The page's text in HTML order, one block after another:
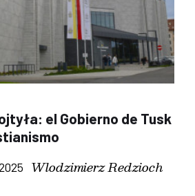
el Gobierno de Tusk
Wlodzimierz Redzioch